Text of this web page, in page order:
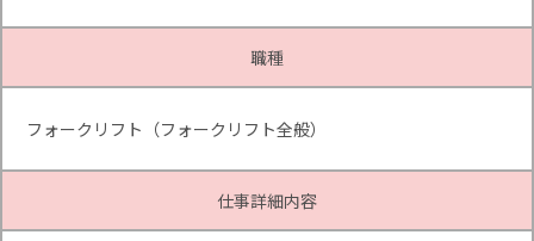
職種
フォークリフト（フォークリフト全般）
仕事詳細内容